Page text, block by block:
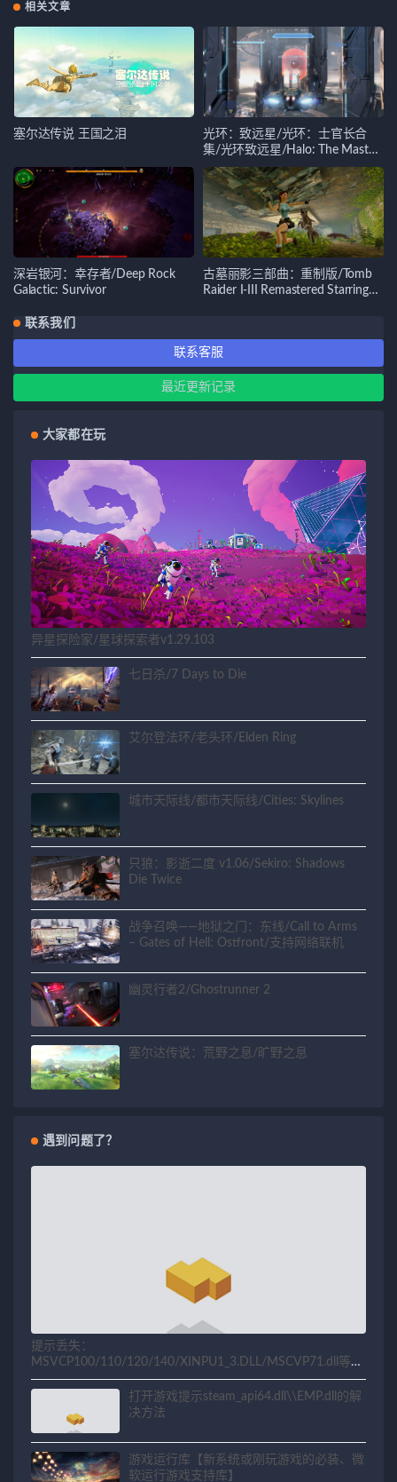
相关文章
塞尔达传说 王国之泪
光环：致远星/光环：士官长合
集/光环致远星/Halo: The Master
Chief Collection
深岩银河：幸存者/Deep Rock
Galactic: Survivor
古墓丽影三部曲：重制版/Tomb
Raider I-III Remastered Starring
联系我们
联系客服
最近更新记录
大家都在玩
异星探险家/星球探索者v1.29.103
七日杀/7 Days to Die
艾尔登法环/老头环/Elden Ring
城市天际线/都市天际线/Cities: Skylines
只狼：影逝二度 v1.06/Sekiro: Shadows
Die Twice
战争召唤——地狱之门：东线/Call to Arms
– Gates of Hell: Ostfront/支持网络联机
幽灵行者2/Ghostrunner 2
塞尔达传说：荒野之息/旷野之息
遇到问题了？
提示丢失：
MSVCP100/110/120/140/XINPU1_3.DLL/MSCVP71.dll等相
关问题解决方法
打开游戏提示steam_api64.dll\\EMP.dll的解
决方法
游戏运行库【新系统或刚玩游戏的必装、微
软运行游戏支持库】